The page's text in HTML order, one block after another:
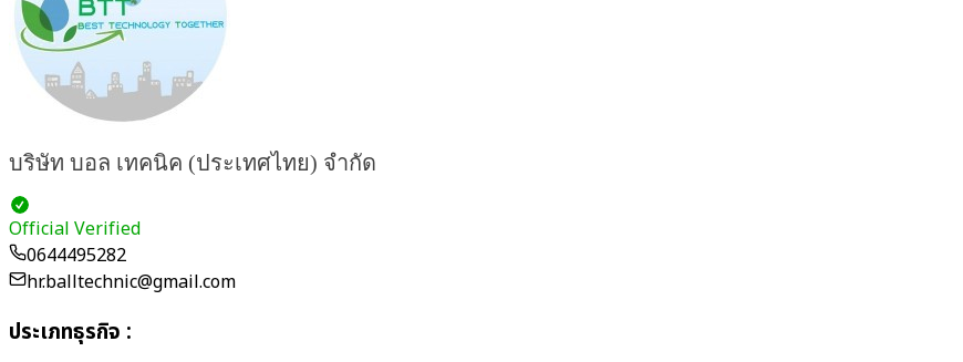
บริษัท บอล เทคนิค (ประเทศไทย) จำกัด
Official Verified
0644495282
hr.balltechnic@gmail.com
ประเภทธุรกิจ :